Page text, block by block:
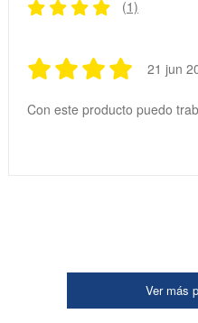
(1)
21 jun
Con este producto puedo
Ver más